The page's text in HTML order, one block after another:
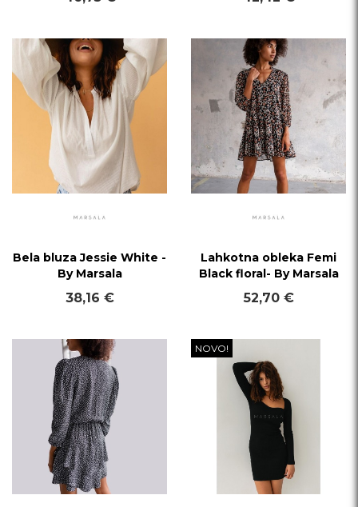
Bela bluza Jessie White -
By Marsala
38,16 €
Lahkotna obleka Femi
Black floral- By Marsala
52,70 €
NOVO!